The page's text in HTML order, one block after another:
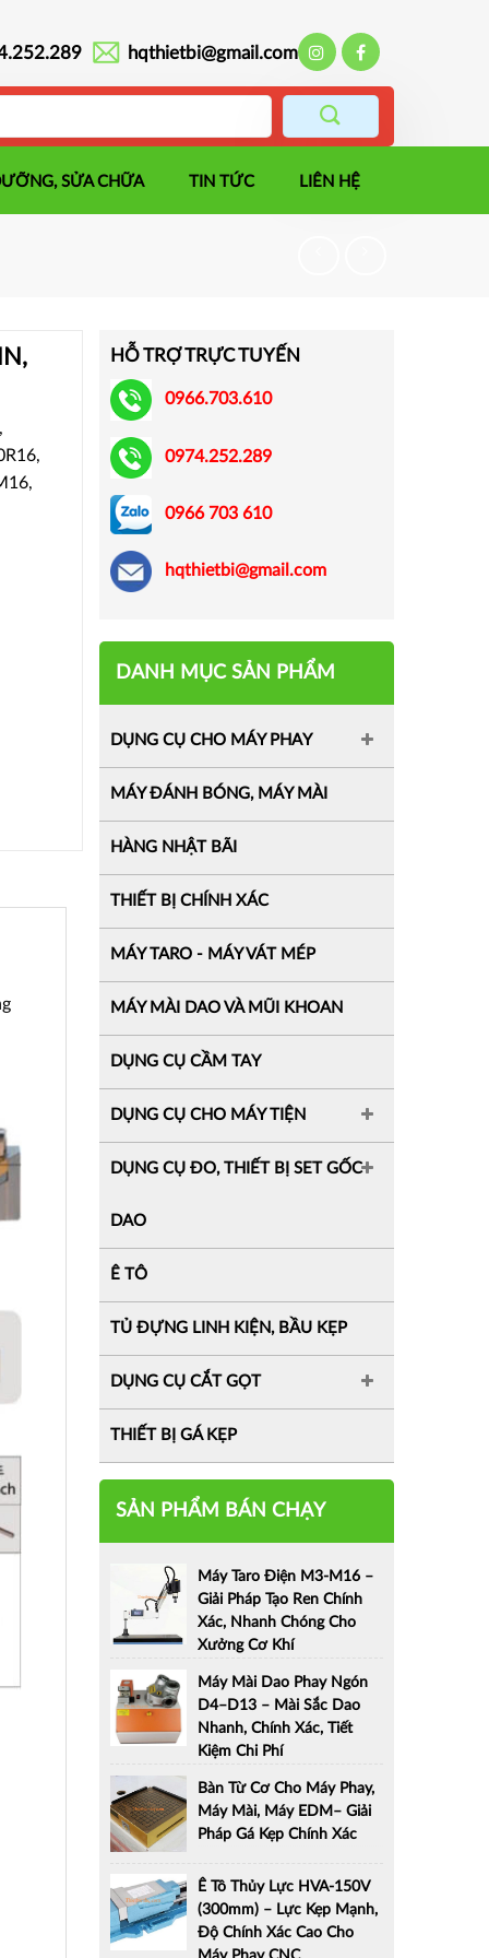
hqthietbi@gmail.com
SỬA CHỮA TIN TỨC LIÊN HỆ
HỖ TRỢ TRỰC TUYẾN
0966.703.610
0974.252.289
0966 703 610
hqthietbi@gmail.com
DANH MỤC SẢN PHẨM
DỤNG CỤ CHO MÁY PHAY
MÁY ĐÁNH BÓNG, MÁY MÀI
HÀNG NHẬT BÃI
THIẾT BỊ CHÍNH XÁC
MÁY TARO - MÁY VÁT MÉP
MÁY MÀI DAO VÀ MŨI KHOAN
DỤNG CỤ CẦM TAY
DỤNG CỤ CHO MÁY TIỆN
DỤNG CỤ ĐO, THIẾT BỊ SET GỐC
DAO
Ê TÔ
TỦ ĐỰNG LINH KIỆN, BẦU KẸP
DỤNG CỤ CẮT GỌT
THIẾT BỊ GÁ KẸP
SẢN PHẨM BÁN CHẠY
Máy Taro Điện M3-M16 –
Giải Pháp Tạo Ren Chính
Xác, Nhanh Chóng Cho
Xưởng Cơ Khí
Máy Mài Dao Phay Ngón
D4–D13 – Mài Sắc Dao
Nhanh, Chính Xác, Tiết
Kiệm Chi Phí
Bàn Từ Cơ Cho Máy Phay,
Máy Mài, Máy EDM– Giải
Pháp Gá Kẹp Chính Xác
Ê Tô Thủy Lực HVA-150V
(300mm) – Lực Kẹp Mạnh,
Độ Chính Xác Cao Cho